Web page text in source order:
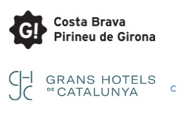
Guardar configuración